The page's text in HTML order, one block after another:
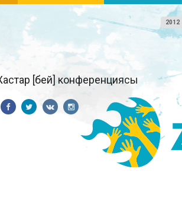
2012
[бей] конференциясы